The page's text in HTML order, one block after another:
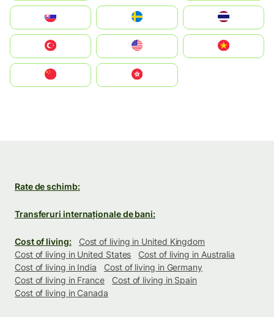
United States
中國香港特別行政區
Rate de schimb:
Transferuri internaționale de bani:
Cost of living:
Cost of living in United Kingdom
Cost of living in United States
Cost of living in Australia
Cost of living in India
Cost of living in Germany
Cost of living in France
Cost of living in Spain
Cost of living in Canada